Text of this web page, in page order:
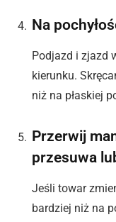
Na
Podjazd i zjazd
kierunku.
niż na płaskiej
Przerwij
przesuwa
Jeśli towar
bardziej niż na